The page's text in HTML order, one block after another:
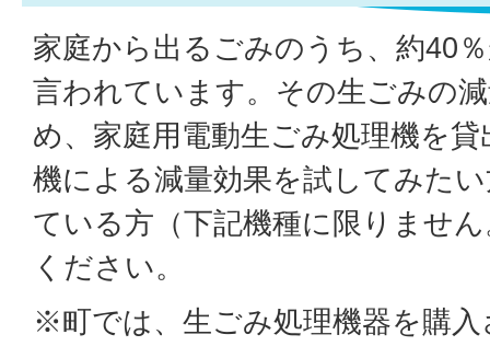
家庭から出るごみのうち、約40
言われています。その生ごみの
め、家庭用電動生ごみ処理機を
機による減量効果を試してみた
ている方（下記機種に限りませ
ください。
※町では、生ごみ処理機器を購